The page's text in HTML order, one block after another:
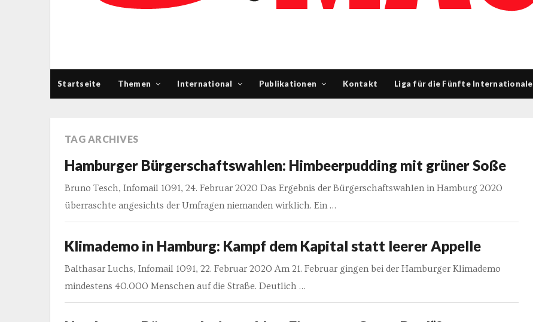
Startseite Themen International Publikationen Kontakt Liga für die Fünfte Internationale
TAG ARCHIVES
Hamburger Bürgerschaftswahlen: Himbeerpudding mit grüner Soße
Bruno Tesch, Infomail 1091, 24. Februar 2020 Das Ergebnis der Bürgerschaftswahlen in Hamburg 2020
überraschte angesichts der Umfragen niemanden wirklich. Ein …
Klimademo in Hamburg: Kampf dem Kapital statt leerer Appelle
Balthasar Luchs, Infomail 1091, 22. Februar 2020 Am 21. Februar gingen bei der Hamburger Klimademo
mindestens 40.000 Menschen auf die Straße. Deutlich …